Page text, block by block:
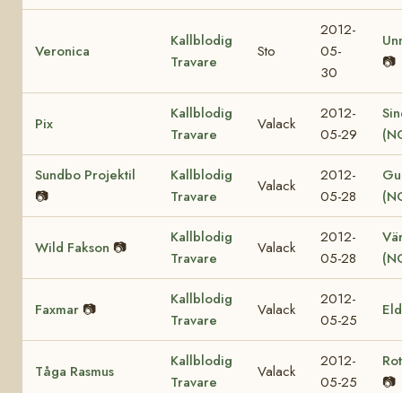
Veronica
Kallblodig
Travare
Sto
2012-
05-
30
📷
Pix
Kallblodig
Travare
Valack
2012-
05-29
Sundbo Projektil
📷
Kallblodig
Travare
Valack
2012-
05-28
Wild Fakson 📷
Kallblodig
Travare
Valack
2012-
05-28
Faxmar 📷
Kallblodig
Travare
Valack
2012-
05-25
Tåga Rasmus
Kallblodig
Travare
Valack
2012-
05-25
📷